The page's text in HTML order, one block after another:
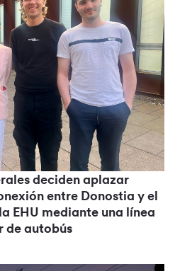
deciden aplazar
entre Donostia y el
EHU mediante una línea
de autobús